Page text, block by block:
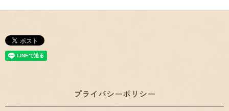
プライバシーポリシー